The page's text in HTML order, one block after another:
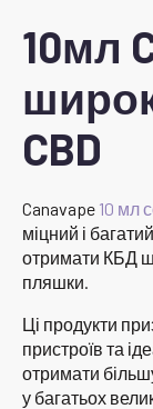
10мл
CBD
Canavape 10 мл
міцний і
отримати КБД
пляшки.
Ці продукти
пристроїв та
отримати
у багатьох